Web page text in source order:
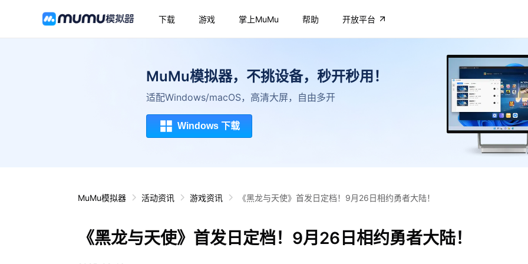
下载 游戏 掌上MuMu 帮助 开放平台
MuMu模拟器，不挑设备，秒开秒用！
适配Windows/macOS，高清大屏，自由多开
Windows 下载
MuMu模拟器 活动资讯 游戏资讯 《黑龙与天使》首发日定档！9月26日相约勇者大陆！
《黑龙与天使》首发日定档！9月26日相约勇者大陆！